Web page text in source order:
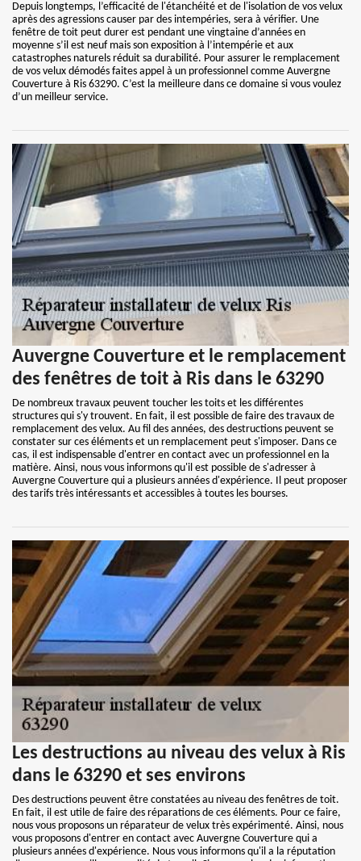
Depuis longtemps, l’efficacité de l'étanchéité et de l'isolation de vos velux
après des agressions causer par des intempéries, sera à vérifier. Une
fenêtre de toit peut durer est pendant une vingtaine d’années en
moyenne s’il est neuf mais son exposition à l’intempérie et aux
catastrophes naturels réduit sa durabilité. Pour assurer le remplacement
de vos velux démodés faites appel à un professionnel comme Auvergne
Couverture à Ris 63290. C’est la meilleure dans ce domaine si vous voulez
d’un meilleur service.
Auvergne Couverture et le remplacement
des fenêtres de toit à Ris dans le 63290
De nombreux travaux peuvent toucher les toits et les différentes
structures qui s'y trouvent. En fait, il est possible de faire des travaux de
remplacement des velux. Au fil des années, des destructions peuvent se
constater sur ces éléments et un remplacement peut s'imposer. Dans ce
cas, il est indispensable d'entrer en contact avec un professionnel en la
matière. Ainsi, nous vous informons qu'il est possible de s'adresser à
Auvergne Couverture qui a plusieurs années d'expérience. Il peut proposer
des tarifs très intéressants et accessibles à toutes les bourses.
Les destructions au niveau des velux à Ris
dans le 63290 et ses environs
Des destructions peuvent être constatées au niveau des fenêtres de toit.
En fait, il est utile de faire des réparations de ces éléments. Pour ce faire,
nous vous proposons un réparateur de velux très expérimenté. Ainsi, nous
vous proposons d'entrer en contact avec Auvergne Couverture qui a
plusieurs années d'expérience. Nous vous informons qu'il a la réputation